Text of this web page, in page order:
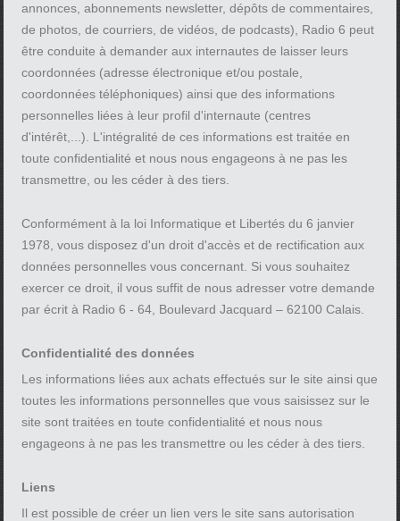
annonces, abonnements newsletter, dépôts de commentaires,
de photos, de courriers, de vidéos, de podcasts), Radio 6 peut
être conduite à demander aux internautes de laisser leurs
coordonnées (adresse électronique et/ou postale,
coordonnées téléphoniques) ainsi que des informations
personnelles liées à leur profil d'internaute (centres
d'intérêt,...). L'intégralité de ces informations est traitée en
toute confidentialité et nous nous engageons à ne pas les
transmettre, ou les céder à des tiers.
Conformément à la loi Informatique et Libertés du 6 janvier
1978, vous disposez d'un droit d'accès et de rectification aux
données personnelles vous concernant. Si vous souhaitez
exercer ce droit, il vous suffit de nous adresser votre demande
par écrit à Radio 6 - 64, Boulevard Jacquard – 62100 Calais.
Confidentialité des données
Les informations liées aux achats effectués sur le site ainsi que
toutes les informations personnelles que vous saisissez sur le
site sont traitées en toute confidentialité et nous nous
engageons à ne pas les transmettre ou les céder à des tiers.
Liens
Il est possible de créer un lien vers le site sans autorisation